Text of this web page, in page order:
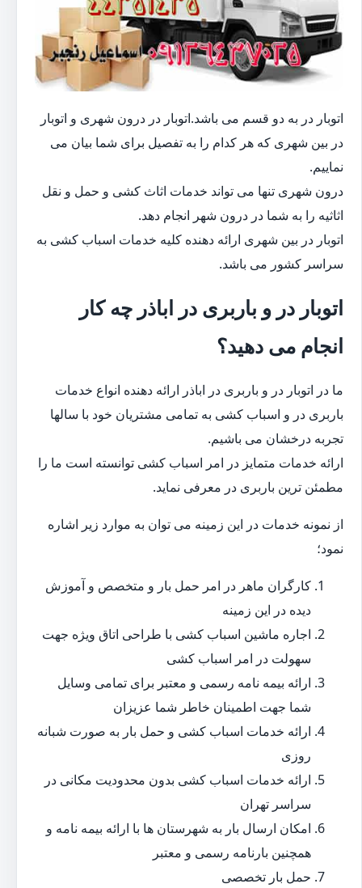
اتوبار در به دو قسم می باشد.اتوبار در درون شهری و اتوبار
در بین شهری که هر کدام را به تفصیل برای شما بیان می
نماییم.
درون شهری تنها می تواند خدمات اثاث کشی و حمل و نقل
اثاثیه را به شما در درون شهر انجام دهد.
اتوبار در بین شهری ارائه دهنده کلیه خدمات اسباب کشی به
سراسر کشور می باشد.
اتوبار در و باربری در اباذر چه کار
انجام می دهید؟
ما در اتوبار در و باربری در اباذر ارائه دهنده انواع خدمات
باربری در و اسباب کشی به تمامی مشتریان خود با سالها
تجربه درخشان می باشیم.
ارائه خدمات متمایز در امر اسباب کشی توانسته است ما را
مطمئن ترین باربری در معرفی نماید.
از نمونه خدمات در این زمینه می توان به موارد زیر اشاره
نمود؛
کارگران ماهر در امر حمل بار و متخصص و آموزش
دیده در این زمینه
اجاره ماشین اسباب کشی با طراحی اتاق ویژه جهت
سهولت در امر اسباب کشی
ارائه بیمه نامه رسمی و معتبر برای تمامی وسایل
شما جهت اطمینان خاطر شما عزیزان
ارائه خدمات اسباب کشی و حمل بار به صورت شبانه
روزی
ارائه خدمات اسباب کشی بدون محدودیت مکانی در
سراسر تهران
امکان ارسال بار به شهرستان ها با ارائه بیمه نامه و
همچنین بارنامه رسمی و معتبر
حمل بار تخصصی